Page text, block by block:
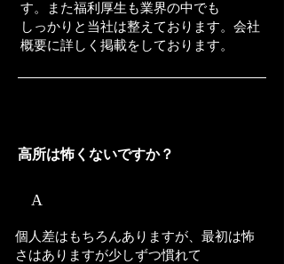
す。また福利厚生も業界の中でも
​しっかりと当社は整えております。会社
概要に詳しく掲載をしております。
​高所は怖くないですか？
​A
個人差はもちろんありますが、最初は怖
さはありますが少しずつ慣れて